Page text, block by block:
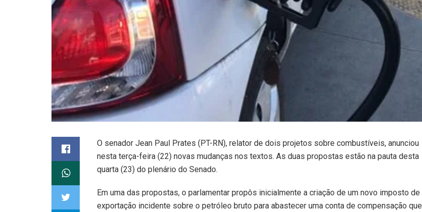
O senador Jean Paul Prates (PT-RN), relator de dois projetos sobre combustíveis, anunciou
nesta terça-feira (22) novas mudanças nos textos. As duas propostas estão na pauta desta
quarta (23) do plenário do Senado.
Em uma das propostas, o parlamentar propôs inicialmente a criação de um novo imposto de
exportação incidente sobre o petróleo bruto para abastecer uma conta de compensação que